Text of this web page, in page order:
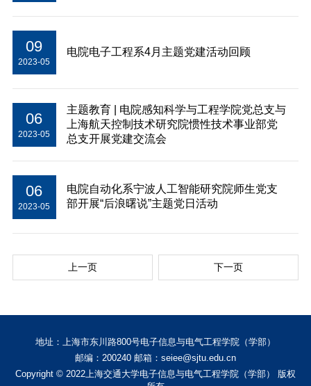
09
2023-05
电院电子工程系4月主题党建活动回顾
06
2023-05
主题教育 | 电院感知科学与工程学院党总支与
上海航天控制技术研究院惯性技术事业部党
总支开展党建交流会
06
2023-05
电院自动化系宁波人工智能研究院师生党支
部开展“后浪曙说”主题党日活动
上一页 下一页
地址：上海市东川路800号电子信息与电气工程学院（学部）
邮编：200240 邮箱：seiee@sjtu.edu.cn
Copyright © 2022上海交通大学电子信息与电气工程学院（学部） 版权